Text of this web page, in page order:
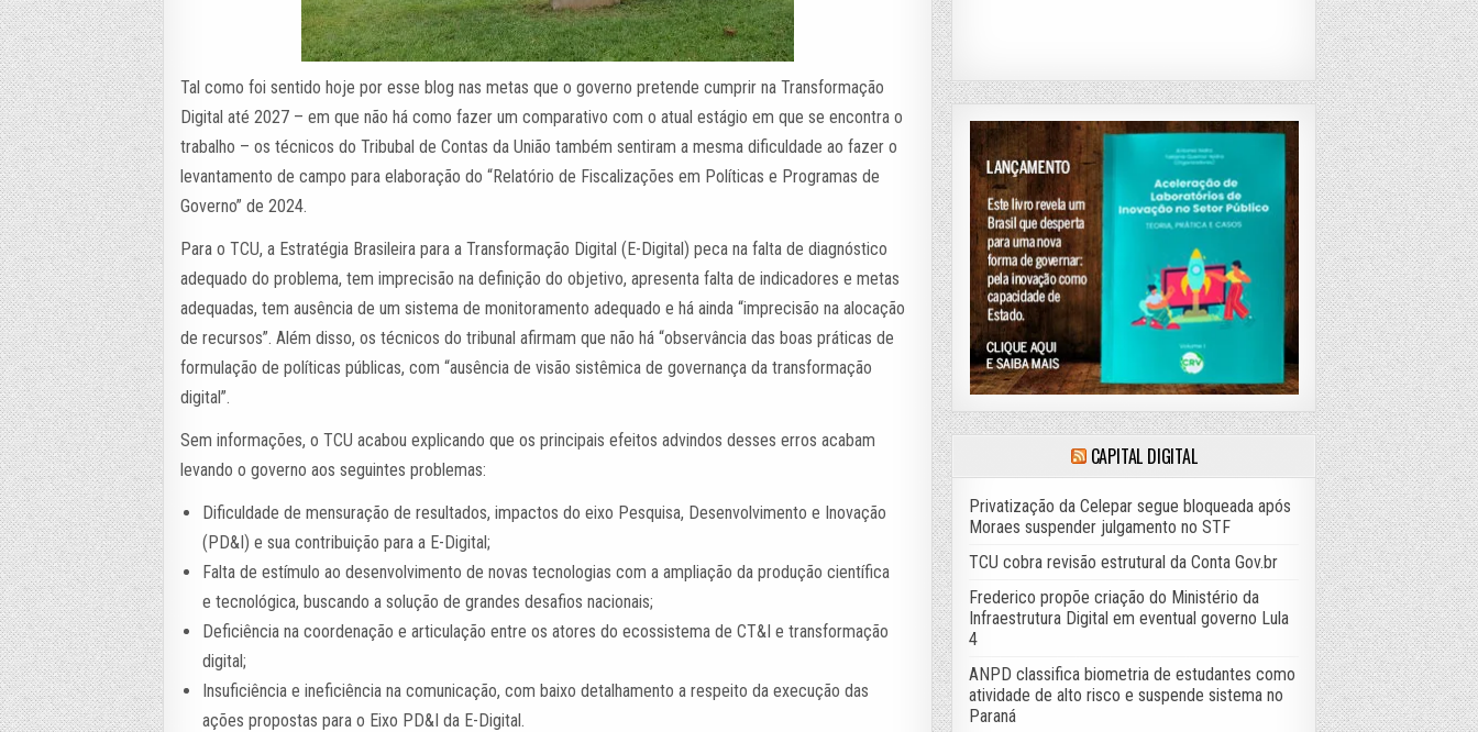
Tal como foi sentido hoje por esse blog nas metas que o governo pretende cumprir na Transformação
Digital até 2027 – em que não há como fazer um comparativo com o atual estágio em que se encontra o
trabalho – os técnicos do Tribubal de Contas da União também sentiram a mesma dificuldade ao fazer o
levantamento de campo para elaboração do “Relatório de Fiscalizações em Políticas e Programas de
Governo” de 2024.
Para o TCU, a Estratégia Brasileira para a Transformação Digital (E-Digital) peca na falta de diagnóstico
adequado do problema, tem imprecisão na definição do objetivo, apresenta falta de indicadores e metas
adequadas, tem ausência de um sistema de monitoramento adequado e há ainda “imprecisão na alocação
de recursos”. Além disso, os técnicos do tribunal afirmam que não há “observância das boas práticas de
formulação de políticas públicas, com “ausência de visão sistêmica de governança da transformação
digital”.
Sem informações, o TCU acabou explicando que os principais efeitos advindos desses erros acabam
levando o governo aos seguintes problemas:
Dificuldade de mensuração de resultados, impactos do eixo Pesquisa, Desenvolvimento e Inovação
(PD&I) e sua contribuição para a E-Digital;
Falta de estímulo ao desenvolvimento de novas tecnologias com a ampliação da produção científica
e tecnológica, buscando a solução de grandes desafios nacionais;
Deficiência na coordenação e articulação entre os atores do ecossistema de CT&I e transformação
digital;
Insuficiência e ineficiência na comunicação, com baixo detalhamento a respeito da execução das
ações propostas para o Eixo PD&I da E-Digital.
CAPITAL DIGITAL
Privatização da Celepar segue bloqueada após
Moraes suspender julgamento no STF
TCU cobra revisão estrutural da Conta Gov.br
Frederico propõe criação do Ministério da
Infraestrutura Digital em eventual governo Lula
4
ANPD classifica biometria de estudantes como
atividade de alto risco e suspende sistema no
Paraná